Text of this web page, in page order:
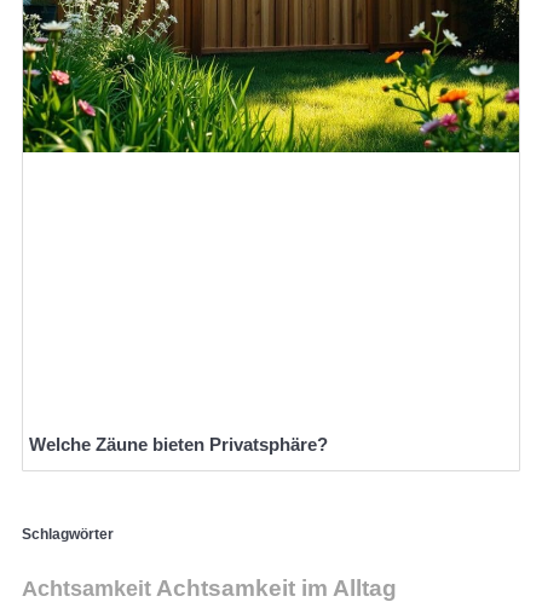
Welche Zäune bieten Privatsphäre?
Schlagwörter
Achtsamkeit Achtsamkeit im Alltag